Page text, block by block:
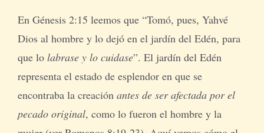
En Génesis 2:15 leemos que “Tomó, pues, Yahvé
Dios al hombre y lo dejó en el jardín del Edén, para
que lo labrase y lo cuidase”. El jardín del Edén
representa el estado de esplendor en que se
encontraba la creación antes de ser afectada por el
pecado original, como lo fueron el hombre y la